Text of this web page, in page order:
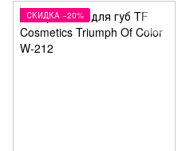
СКИДКА −20%